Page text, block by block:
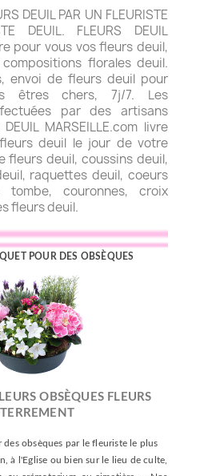
DEUIL PAR UN FLEURISTE
DEUIL. FLEURS DEUIL
pour vous vos fleurs deuil,
florales deuil.
envoi de fleurs deuil pour
êtres chers, 7j/7. Les
par des artisans
MARSEILLE.com livre
deuil le jour de votre
fleurs deuil, coussins deuil,
raquettes deuil, coeurs
couronnes, croix
fleurs deuil.
POUR DES OBSÈQUES
OBSÈQUES FLEURS
obsèques par le fleuriste le plus
à l'Eglise ou bien sur le lieu de culte,